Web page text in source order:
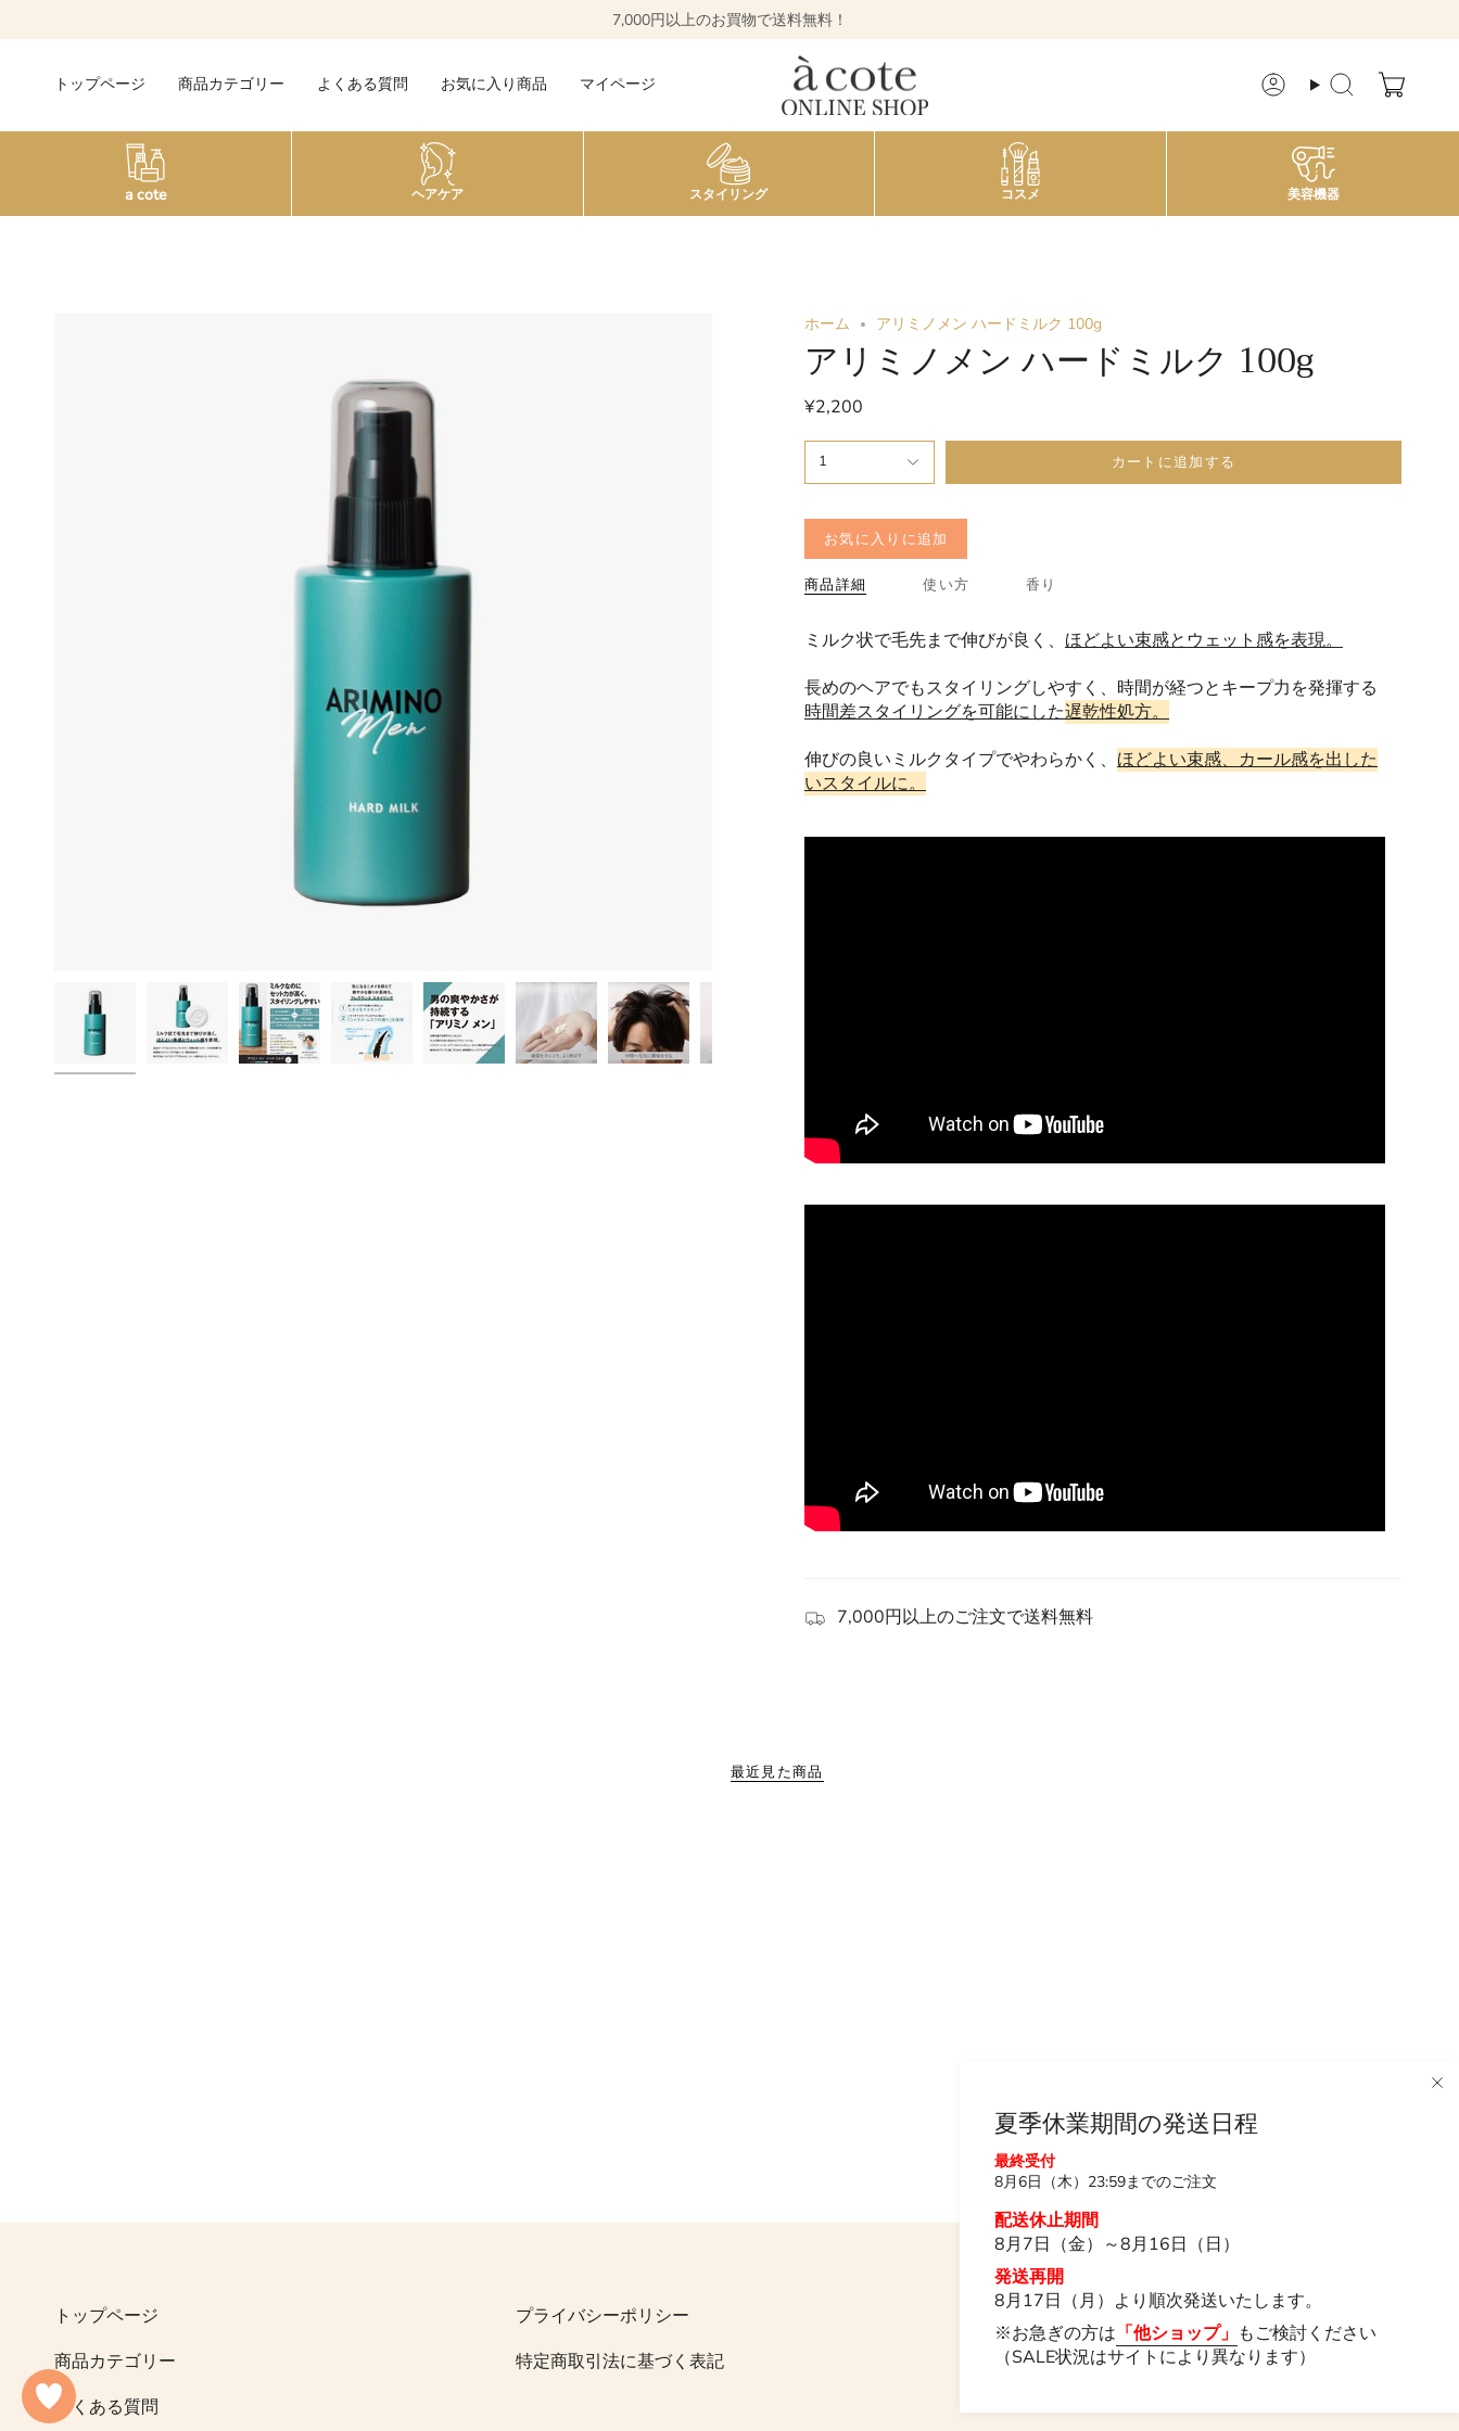
to
7,000円以上のお買物で送料無料！
トップページ 商品カテゴリー よくある質問 お気に入り商品 マイページ
ア
ウ
検
a cote ヘアケア スタイリング コスメ 美容機器
夏季休業期間の発送日程
最終受付
8月6日（木）23:59までのご注文
配送休止期間
8月7日（金）～8月16日（日）
発送再開
8月17日（月）より順次発送いたします。
※お急ぎの方は 「他ショップ」 もご検討ください
（SALE状況はサイトにより異なります）
ホーム アリミノメン ハードミルク 100g
アリミノメン ハードミルク 100g
¥2,200
1 カートに追加する
お気に入りに追加
商品詳細 使い方 香り
ミルク状で毛先まで伸びが良く、 ほどよい束感とウェット感を表現。
長めのヘアでもスタイリングしやすく、時間が経つとキープ力を発揮する
時間差スタイリングを可能にした遅乾性処方。
伸びの良いミルクタイプでやわらかく、 ほどよい束感、カール感を出した
いスタイルに。
7,000円以上のご注文で送料無料
最近見た商品
トップページ
商品カテゴリー
よくある質問
プライバシーポリシー
特定商取引法に基づく表記